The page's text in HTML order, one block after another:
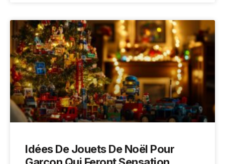
Idées De Jouets De Noël Pour